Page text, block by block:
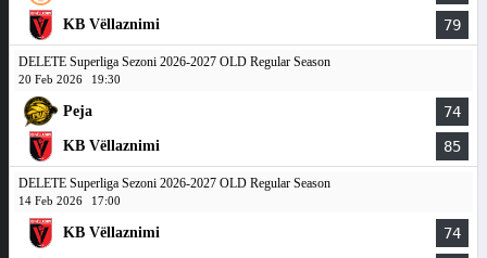
KB Vëllaznimi 79
DELETE Superliga Sezoni 2026-2027 OLD Regular Season
20 Feb 2026 19:30
Peja 74
KB Vëllaznimi 85
DELETE Superliga Sezoni 2026-2027 OLD Regular Season
14 Feb 2026 17:00
KB Vëllaznimi 74